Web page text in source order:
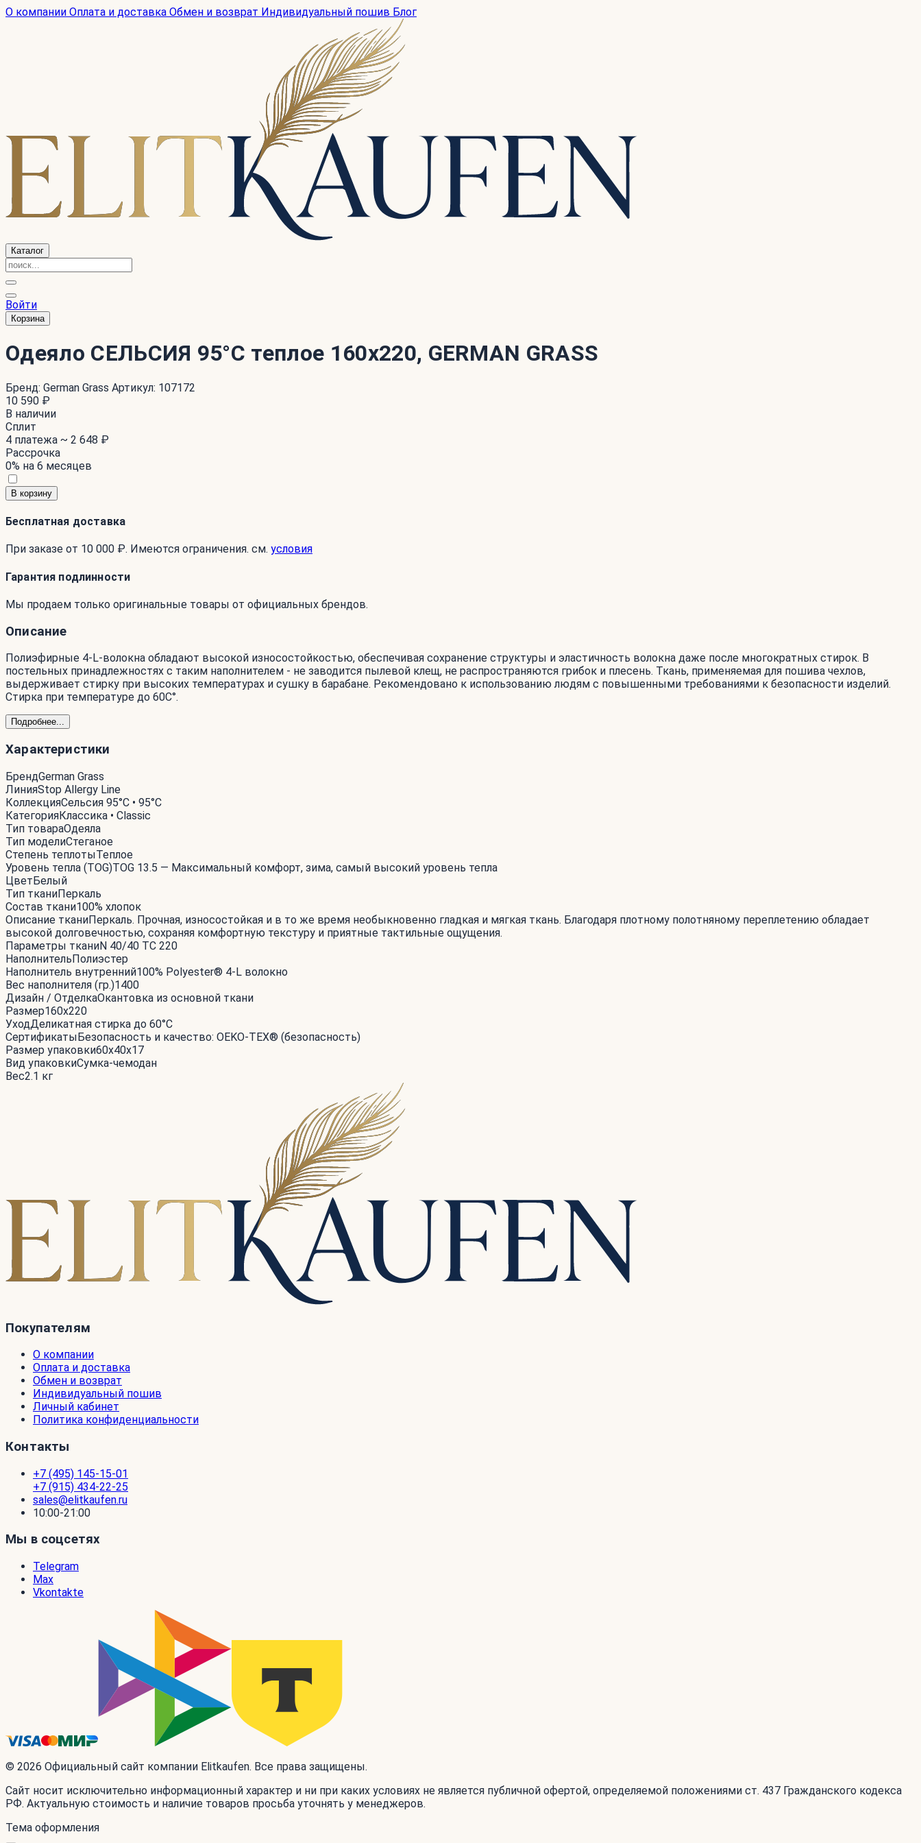
О компании Оплата и доставка Обмен и возврат Индивидуальный пошив Блог
Каталог
Войти
Корзина
Одеяло СЕЛЬСИЯ 95°C теплое 160x220, GERMAN GRASS
Бренд: German Grass Артикул: 107172
10 590 ₽
В наличии
Сплит
4 платежа ~ 2 648 ₽
Рассрочка
0% на 6 месяцев
В корзину
Бесплатная доставка
При заказе от 10 000 ₽. Имеются ограничения. см. условия
Гарантия подлинности
Мы продаем только оригинальные товары от официальных брендов.
Описание
Полиэфирные 4-L-волокна обладают высокой износостойкостью, обеспечивая сохранение структуры и эластичность волокна даже после многократных стирок. В
постельных принадлежностях с таким наполнителем - не заводится пылевой клещ, не распространяются грибок и плесень. Ткань, применяемая для пошива чехлов,
выдерживает стирку при высоких температурах и сушку в барабане. Рекомендовано к использованию людям с повышенными требованиями к безопасности изделий.
Стирка при температуре до 60С°.
Подробнее...
Характеристики
БрендGerman Grass
ЛинияStop Allergy Line
КоллекцияСельсия 95°C • 95°C
КатегорияКлассика • Classic
Тип товараОдеяла
Тип моделиСтеганое
Степень теплотыТеплое
Уровень тепла (TOG)TOG 13.5 — Максимальный комфорт, зима, самый высокий уровень тепла
ЦветБелый
Тип тканиПеркаль
Состав ткани100% хлопок
Описание тканиПеркаль. Прочная, износостойкая и в то же время необыкновенно гладкая и мягкая ткань. Благодаря плотному полотняному переплетению обладает
высокой долговечностью, сохраняя комфортную текстуру и приятные тактильные ощущения.
Параметры тканиN 40/40 TC 220
НаполнительПолиэстер
Наполнитель внутренний100% Polyester® 4-L волокно
Вес наполнителя (гр.)1400
Дизайн / ОтделкаОкантовка из основной ткани
Размер160x220
УходДеликатная стирка до 60°С
СертификатыБезопасность и качество: OEKO-TEX® (безопасность)
Размер упаковки60x40x17
Вид упаковкиСумка-чемодан
Вес2.1 кг
Покупателям
О компании
Оплата и доставка
Обмен и возврат
Индивидуальный пошив
Личный кабинет
Политика конфиденциальности
Контакты
+7 (495) 145-15-01
+7 (915) 434-22-25
sales@elitkaufen.ru
10:00-21:00
Мы в соцсетях
Telegram
Max
Vkontakte
© 2026 Официальный сайт компании Elitkaufen. Все права защищены.
Сайт носит исключительно информационный характер и ни при каких условиях не является публичной офертой, определяемой положениями ст. 437 Гражданского кодекса
РФ. Актуальную стоимость и наличие товаров просьба уточнять у менеджеров.
Тема оформления